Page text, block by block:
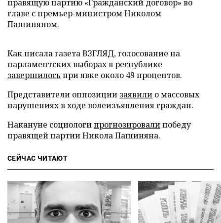
правящую партию «Гражданский договор» во
главе с премьер-министром Николом
Пашиняном.
Как писала газета ВЗГЛЯД, голосование на
парламентских выборах в республике
завершилось при явке около 49 процентов.
Представители оппозиции заявили о массовых
нарушениях в ходе волеизъявления граждан.
Накануне социологипрогнозировалипобеду
правящей партии Никола Пашиняна.
СЕЙЧАС ЧИТАЮТ